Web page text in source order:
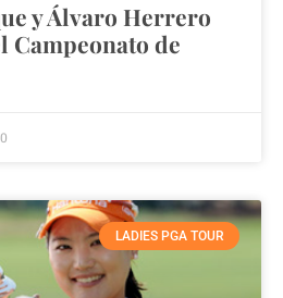
y Álvaro Herrero
Campeonato de
LADIES PGA TOUR